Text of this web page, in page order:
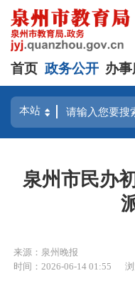
首页 政务公开 办
泉州市民办
来源：泉州晚报
时间：2026-06-14 01:55
浏